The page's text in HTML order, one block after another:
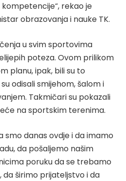
rekao je
obrazovanja i nauke TK.
u svim sportovima
poteza. Ovom prilikom
planu, ipak, bili su to
odisali smijehom, šalom i
Takmičari su pokazali
na sportskim terenima.
smo danas ovdje i da imamo
da pošaljemo našim
poruku da se trebamo
širimo prijateljstvo i da